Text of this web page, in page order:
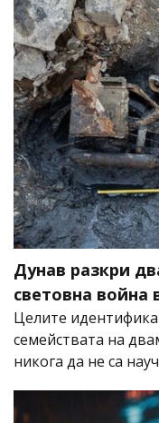
Дунав разкри
световна война
Целите
семействата на
никога да не са